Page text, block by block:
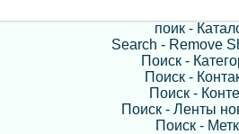
поик -
Search - Remove
Поиск -
Поиск -
Поиск -
Поиск - Ленты
Поиск -